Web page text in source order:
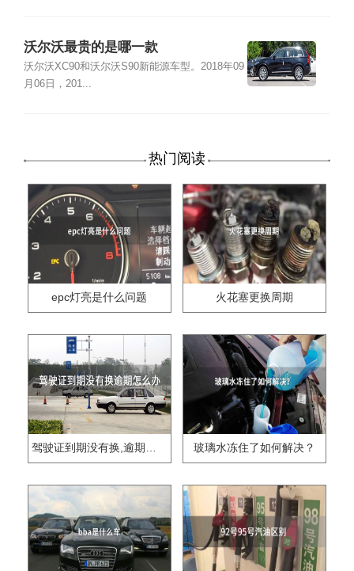
沃尔沃最贵的是哪一款
沃尔沃XC90和沃尔沃S90新能源车型。2018年09
月06日，201...
热门阅读
epc灯亮是什么问题 火花塞更换周期
驾驶证到期没有换,逾期怎么办?? 玻璃水冻住了如何解决？